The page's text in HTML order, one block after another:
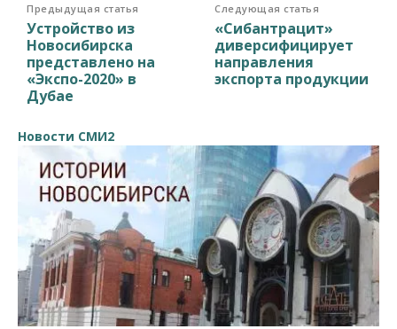
Предыдущая статья
Устройство из
Новосибирска
представлено на
«Экспо-2020» в
Дубае
Следующая статья
«Сибантрацит»
диверсифицирует
направления
экспорта продукции
Новости СМИ2